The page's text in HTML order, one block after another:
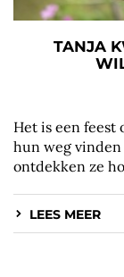
TANJA
Het is een feest
hun weg
ontdekken ze
LEES MEER